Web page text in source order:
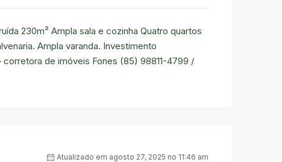
230m² Ampla sala e cozinha Quatro quartos
Ampla varanda. Investimento
de imóveis Fones (85) 98811-4799 /
Atualizado em agosto 27, 2025 no 11:46 am